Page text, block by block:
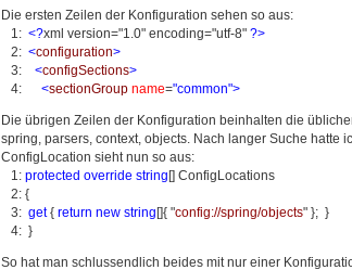
Die ersten Zeilen der Konfiguration sehen so aus:
1:<?xml version="1.0" encoding="utf-8"?>
2:<configuration>
3:<configSections>
4:<sectionGroup name="common">
Die übrigen Zeilen der Konfiguration beinhalten die
spring, parsers, context, objects. Nach langer Suche hatte
ConfigLocation sieht nun so aus:
1:protected override string [] ConfigLocations
2: {
3:get{return new string []{ "config://spring/objects" }; }
4: }
So hat man schlussendlich beides mit nur einer